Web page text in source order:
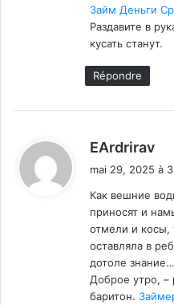
:
Займ Деньги
Раздавите в
кусать станут.
Répondre
EArdrirav
:
mai 29, 2025 à
Как вешние
приносят и
отмели и косы,
оставляла в
дотоле
Доброе утро, –
баритон.